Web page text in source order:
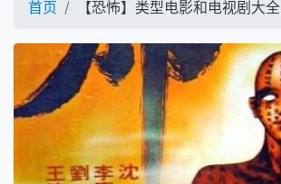
首页 【恐怖】类型电影和电视剧大全